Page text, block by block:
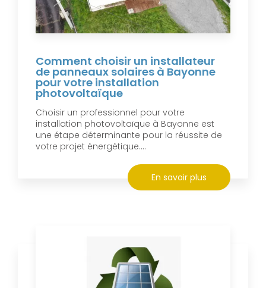
Comment choisir un installateur
de panneaux solaires à Bayonne
pour votre installation
photovoltaïque
Choisir un professionnel pour votre
installation photovoltaïque à Bayonne est
une étape déterminante pour la réussite de
votre projet énergétique....
En savoir plus